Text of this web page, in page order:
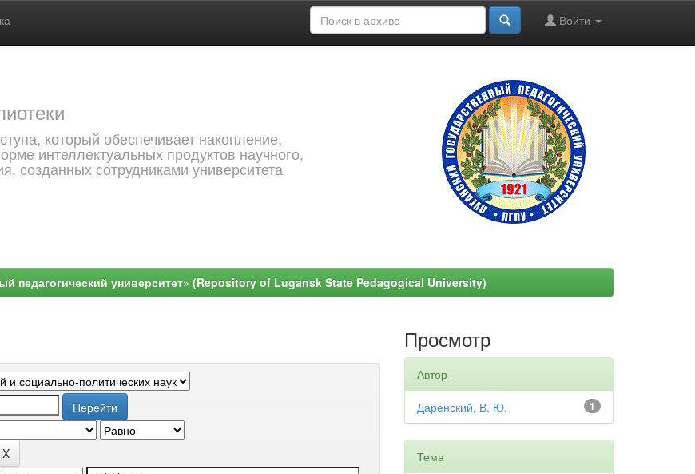
Войти
который обеспечивает накопление,
интеллектуальных продуктов научного,
созданных сотрудниками университета
педагогический университет» (Repository of Lugansk State Pedagogical University)
Просмотр
Автор
1
Даренский, В. Ю.
Тема